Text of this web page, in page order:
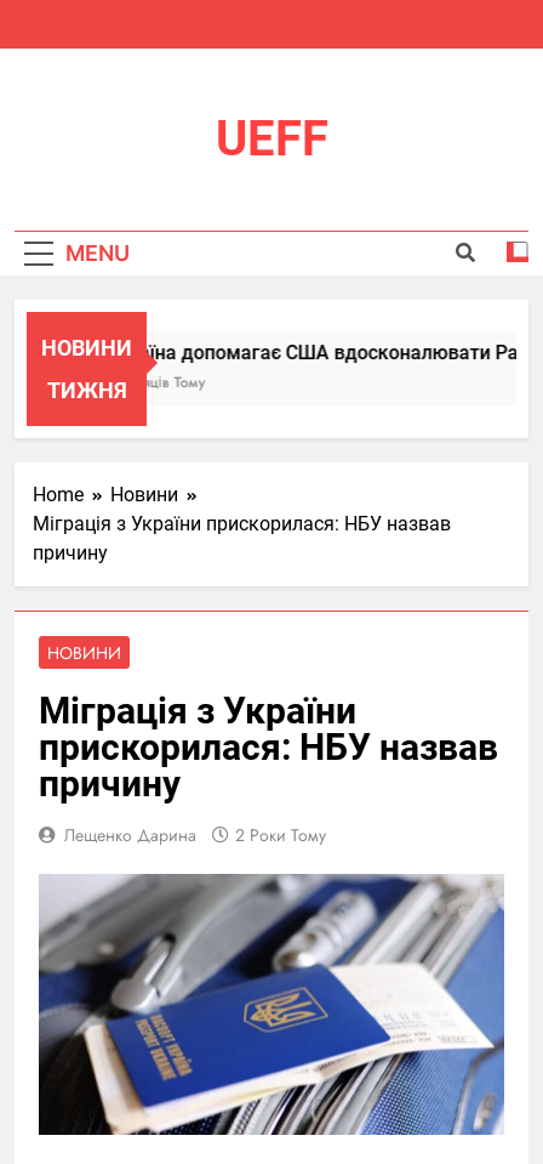
UEFF
MENU
НОВИНИ
ТИЖНЯ
Україна допомагає США вдосконалювати Patriot,
6 Місяців Тому
Home
Новини
Міграція з України прискорилася: НБУ назвав
причину
НОВИНИ
Міграція з України
прискорилася: НБУ назвав
причину
Лещенко Дарина 2 Роки Тому